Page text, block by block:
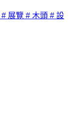
# 展覽 # 木頭 # 設